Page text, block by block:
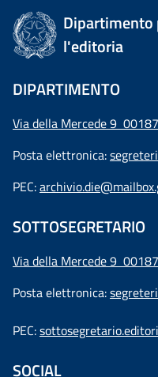
l'editoria
DIPARTIMENTO
Via della Mercede 9
Posta elettronica:
PEC:
SOTTOSEGRETARIO
Via della Mercede 9
Posta elettronica:
PEC:
SOCIAL